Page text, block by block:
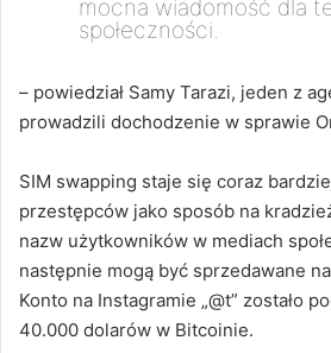
mocna wiadomość dla
społeczności.
– powiedział Samy Tarazi, jeden z
prowadzili dochodzenie w sprawie
SIM swapping staje się coraz
przestępców jako sposób na
nazw użytkowników w mediach
następnie mogą być sprzedawane
Konto na Instagramie „@t” zostało
40.000 dolarów w Bitcoinie.